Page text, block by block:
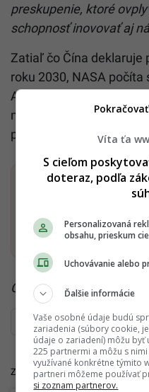
preskupenie, ktoré
schopnosť inovovať aj
Zatiaľ čo Čína deklaruje
roku 2030, NASA
Američanov na povrch
misie Artemis III.
pri vývoji rakiet a
Dostaň Startitup do
Pridať
Čítaj viac z kategórie:
Ďakujeme, že čítaš
alebo si
Zdroje:Space ,Newsweek
Víta ťa
S cieľom
doteraz, podľa
Personalizovaná
obsahu, prieskum
Uchovávanie alebo
Ďalšie informácie
Vaše osobné údaje budú
zariadenia (súbory cookie,
údaje o zariadení) môžu byť
225 partnermi a môžu s
využívané konkrétne týmito
partneri môžeme používať
si zoznam partnerov.